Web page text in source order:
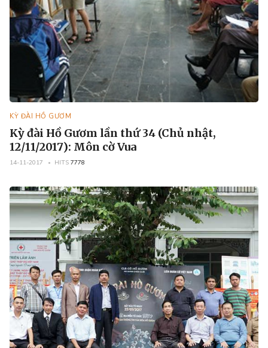
KỲ ĐÀI HỒ GƯƠM
Kỳ đài Hồ Gươm lần thứ 34 (Chủ nhật,
12/11/2017): Môn cờ Vua
14-11-2017 HITS 7778